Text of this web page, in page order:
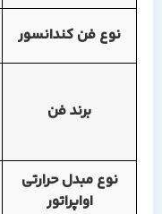
نوع فن کندانسور
برند فن
نوع مبدل حرارتی
اواپراتور